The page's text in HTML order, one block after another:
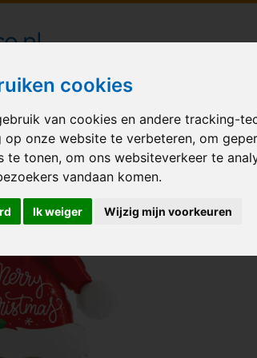
cookies
van cookies en andere tracking-
op onze website te verbeteren, om
te tonen, om ons websiteverkeer te
vandaan komen.
Ik weiger Wijzig mijn voorkeuren
bezorgd in heel
santas hat
BALLONNEN GELEGENHEID VERHUUR